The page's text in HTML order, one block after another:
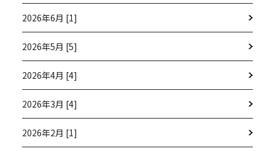
2026年6月 [1]
2026年5月 [5]
2026年4月 [4]
2026年3月 [4]
2026年2月 [1]